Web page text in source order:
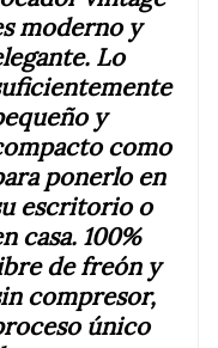
moderno y
Lo
y
como
ponerlo en
escritorio o
casa. 100%
de freón y
compresor,
único